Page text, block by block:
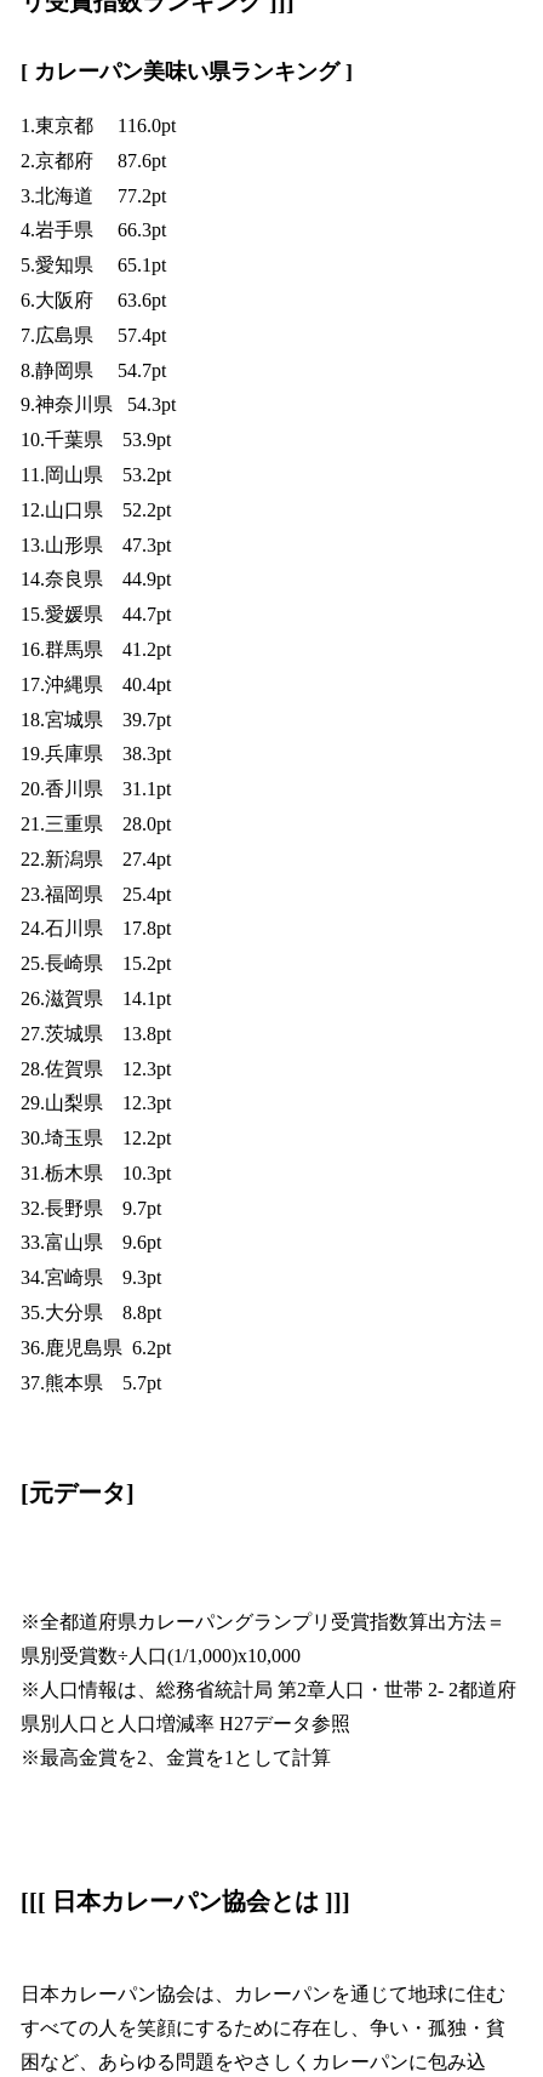
[ カレーパン美味い県ランキング ]
1.東京都 116.0pt
2.京都府 87.6pt
3.北海道 77.2pt
4.岩手県 66.3pt
5.愛知県 65.1pt
6.大阪府 63.6pt
7.広島県 57.4pt
8.静岡県 54.7pt
9.神奈川県 54.3pt
10.千葉県 53.9pt
11.岡山県 53.2pt
12.山口県 52.2pt
13.山形県 47.3pt
14.奈良県 44.9pt
15.愛媛県 44.7pt
16.群馬県 41.2pt
17.沖縄県 40.4pt
18.宮城県 39.7pt
19.兵庫県 38.3pt
20.香川県 31.1pt
21.三重県 28.0pt
22.新潟県 27.4pt
23.福岡県 25.4pt
24.石川県 17.8pt
25.長崎県 15.2pt
26.滋賀県 14.1pt
27.茨城県 13.8pt
28.佐賀県 12.3pt
29.山梨県 12.3pt
30.埼玉県 12.2pt
31.栃木県 10.3pt
32.長野県 9.7pt
33.富山県 9.6pt
34.宮崎県 9.3pt
35.大分県 8.8pt
36.鹿児島県 6.2pt
37.熊本県 5.7pt
[元データ]
※全都道府県カレーパングランプリ受賞指数算出方法＝
県別受賞数÷人口(1/1,000)x10,000
※人口情報は、総務省統計局 第2章人口・世帯 2- 2都道府
県別人口と人口増減率 H27データ参照
※最高金賞を2、金賞を1として計算
[[[ 日本カレーパン協会とは ]]]
日本カレーパン協会は、カレーパンを通じて地球に住む
すべての人を笑顔にするために存在し、争い・孤独・貧
困など、あらゆる問題をやさしくカレーパンに包み込